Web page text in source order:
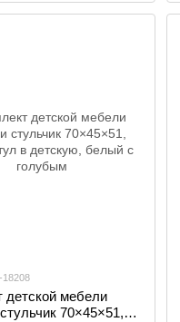
18208
детской мебели
70×45×51,